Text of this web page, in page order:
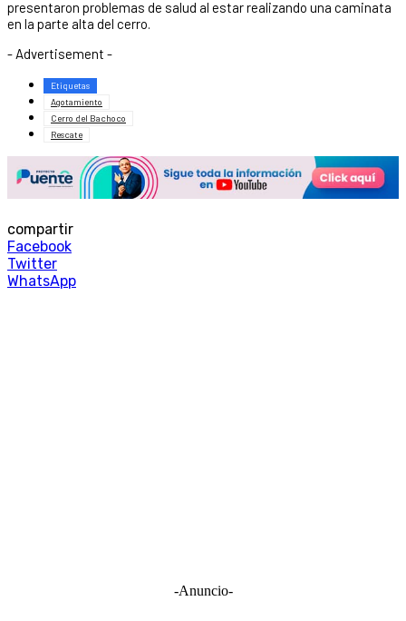
presentaron problemas de salud al estar realizando una caminata
en la parte alta del cerro.
- Advertisement -
Etiquetas
Agotamiento
Cerro del Bachoco
Rescate
compartir
Facebook
Twitter
WhatsApp
-Anuncio-